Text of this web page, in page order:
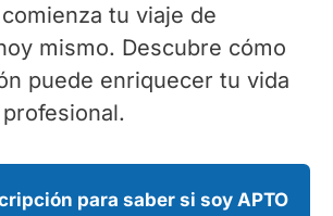
tu viaje de
mismo. Descubre cómo
puede enriquecer tu vida
para saber si soy APTO